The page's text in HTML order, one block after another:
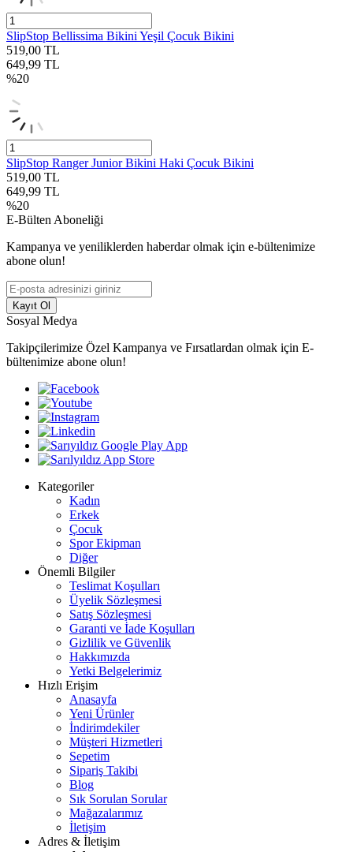
SlipStop Bellissima Bikini Yeşil Çocuk Bikini
519,00 TL
649,99 TL
%20
SlipStop Ranger Junior Bikini Haki Çocuk Bikini
519,00 TL
649,99 TL
%20
E-Bülten Aboneliği
Kampanya ve yeniliklerden haberdar olmak için e-bültenimize
abone olun!
Kayıt Ol
Sosyal Medya
Takipçilerimize Özel Kampanya ve Fırsatlardan olmak için E-
bültenimize abone olun!
Kategoriler
Kadın
Erkek
Çocuk
Spor Ekipman
Diğer
Önemli Bilgiler
Teslimat Koşulları
Üyelik Sözleşmesi
Satış Sözleşmesi
Garanti ve İade Koşulları
Gizlilik ve Güvenlik
Hakkımızda
Yetki Belgelerimiz
Hızlı Erişim
Anasayfa
Yeni Ürünler
İndirimdekiler
Müşteri Hizmetleri
Sepetim
Sipariş Takibi
Blog
Sık Sorulan Sorular
Mağazalarımız
İletişim
Adres & İletişim